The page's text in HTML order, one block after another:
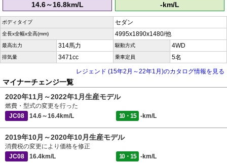
14.6～16.8km/L -km/L
ボディタイプ セダン
全長x全幅x全高(mm) 4995x1890x1480/他
最高出力 314馬力 駆動方式 4WD
排気量 3471cc 乗車定員
5名
レジェンド (15年2月～22年1月)のカタログ情報を見る
マイナーチェンジ一覧
2020年11月～2022年1月生産モデル
燃費・型式の変更を行った
JC08
14.6～16.4km/L 10・15 -km/L
2019年10月～2020年10月生産モデル
消費税の変更により価格を修正
JC08
16.4km/L 10・15 -km/L